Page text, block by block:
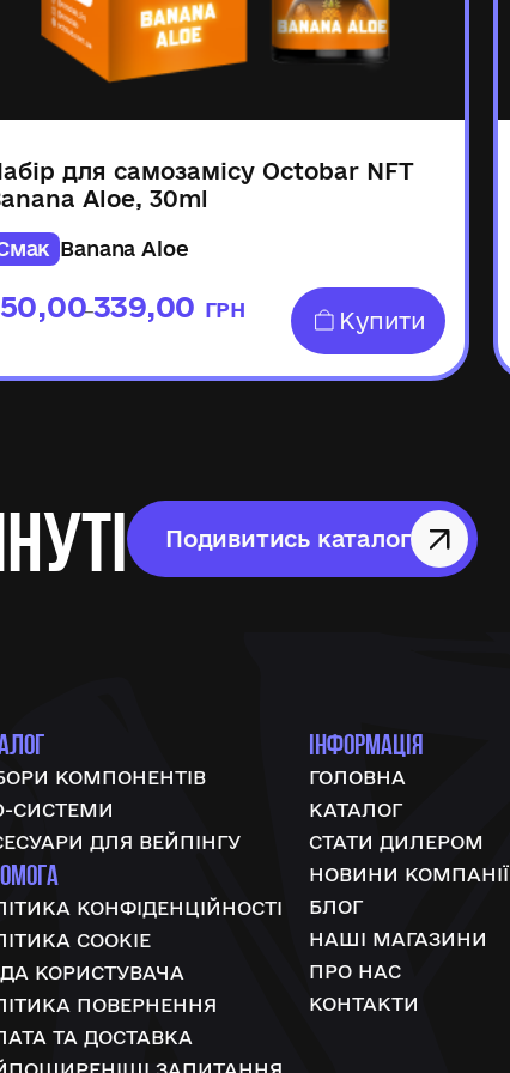
для самозамісу Octobar NFT
Aloe, 30ml
Banana Aloe
–339,00 ГРН Купити
Подивитись каталог
КОМПОНЕНТІВ
СИСТЕМИ
ДЛЯ ВЕЙПІНГУ
КОНФІДЕНЦІЙНОСТІ
COOKIE
КОРИСТУВАЧА
ПОВЕРНЕННЯ
ТА ДОСТАВКА
ІНФОРМАЦІЯ
ГОЛОВНА
КАТАЛОГ
СТАТИ ДИЛЕРОМ
НОВИНИ КОМПАНІЇ
БЛОГ
НАШІ МАГАЗИНИ
ПРО НАС
КОНТАКТИ